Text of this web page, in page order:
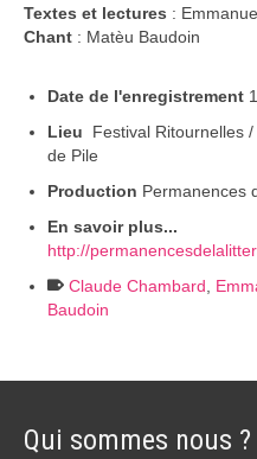
Textes et lectures :
Chant : Matèu Baudoin
Date de l'enregistrement
Lieu
Festival Ritournelles
de Pile
Production Permanences
En savoir plus...
http://
Claude Chambard
Baudoin
Qui sommes nous ?